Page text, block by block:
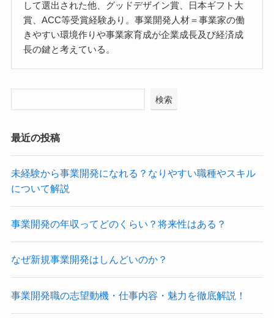
して選出された他、グッドデザイン賞、日本ギフト大
賞、ACC等受賞経験あり。事業開発人材＝事業家の働
きやすい環境作りや事業家育成が企業成長及び経済成
長の鍵と考えている。
検索
最近の投稿
未経験から事業開発になれる？なりやすい職種やスキル
について解説
事業開発の年収ってどのくらい？将来性はある？
なぜ新規事業開発はしんどいのか？
事業開発職の志望動機・仕事内容・魅力を徹底解説！